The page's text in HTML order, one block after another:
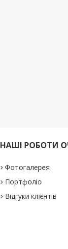
НАШІ РОБОТИ
Фотогалерея
Портфоліо
Відгуки клієнтів